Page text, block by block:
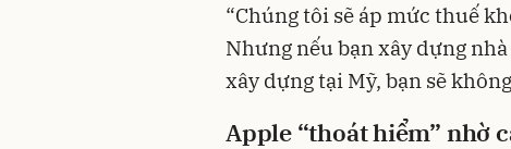
“Chúng tôi sẽ áp mức thuế
Nhưng nếu bạn xây dựng
xây dựng tại Mỹ, bạn sẽ
Apple “thoát hiểm” nhờ